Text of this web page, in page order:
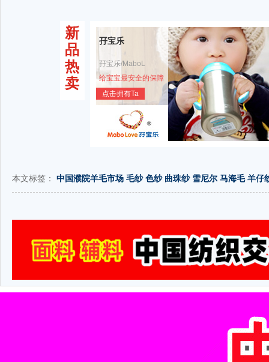
新
品
热
卖
孖宝乐
孖宝乐/MaboL
给宝宝最安全的保障
点击拥有Ta
本文标签： 中国濮院羊毛市场 毛纱 色纱 曲珠纱 雪尼尔 马海毛 羊仔